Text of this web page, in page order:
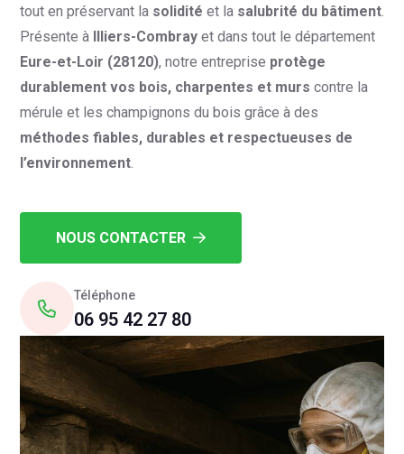
tout en préservant la solidité et la salubrité du bâtiment
Présente à Illiers-Combray et dans tout le département
Eure-et-Loir (28120), notre entreprise protège
durablement vos bois, charpentes et murs contre la
mérule et les champignons du bois grâce à des
méthodes fiables, durables et respectueuses de
l’environnement
NOUS CONTACTER
Téléphone
06 95 42 27 80